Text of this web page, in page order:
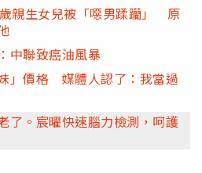
親生女兒被「噁男蹂躪」 原
中聯致癌油風暴
」價格 媒體人認了：我當過
了。宸曜快速腦力檢測，呵護